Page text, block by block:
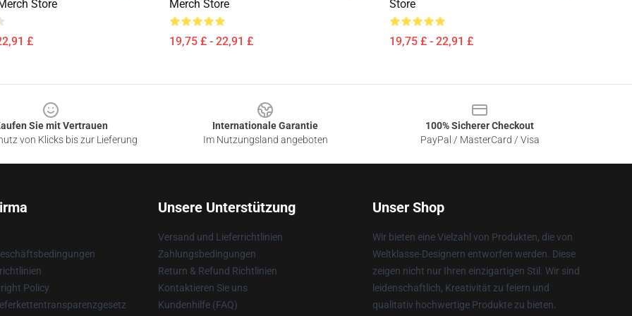
Store
£
Merch Store
19,75 £ - 22,91 £
Store
19,75 £ - 22,91 £
Sie mit Vertrauen
von Klicks bis zur Lieferung
Internationale Garantie
Im Nutzungsland angeboten
100% Sicherer Checkout
PayPal / MasterCard / Visa
Policy
Unsere Unterstützung
Versand und Lieferrichtlinien
Zahlungsbedingungen
Return & Refund Richtlinien
Kontaktieren Sie uns
Kundenhilfe (FAQ)
Unser Shop
Wir bieten eine Vielzahl von Produkten, die von
Weltklasse-Designern entworfen werden. Diese
zeigen nicht nur Ihren einzigartigen Stil. Wir sind
leidenschaftlich, Kreativität zu feiern und
qualitativ hochwertige Produkte zu bieten.